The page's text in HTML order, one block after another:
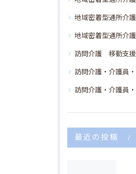
地域密着型通所介護・看
地域密着型通所介護・非
訪問介護 移動支
訪問介護・介護員・サービス
訪問介護・介護員・登録
最近の投稿